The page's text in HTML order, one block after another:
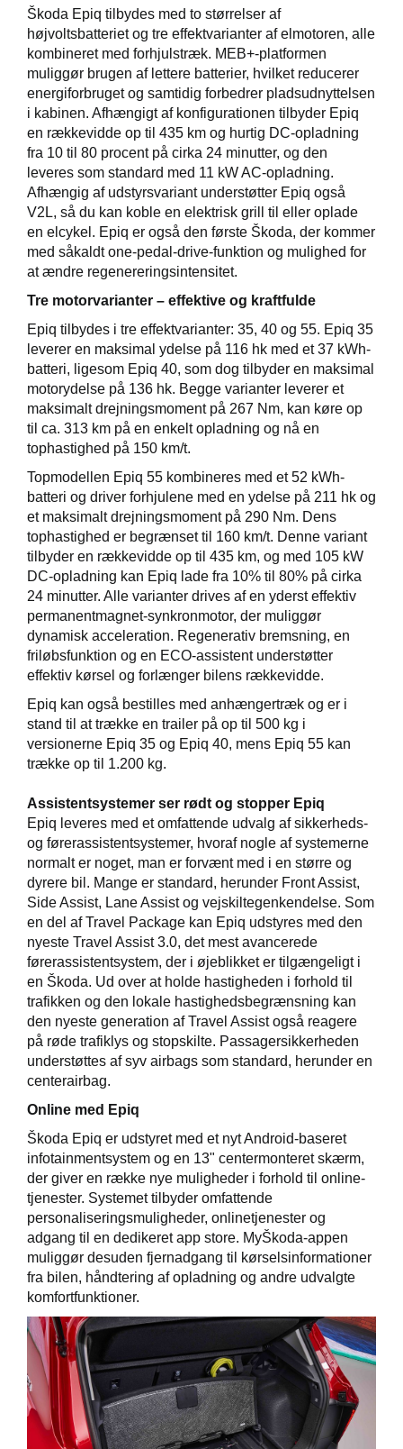
Škoda Epiq tilbydes med to størrelser af
højvoltsbatteriet og tre effektvarianter af elmotoren, alle
kombineret med forhjulstræk. MEB+-platformen
muliggør brugen af lettere batterier, hvilket reducerer
energiforbruget og samtidig forbedrer pladsudnyttelsen
i kabinen. Afhængigt af konfigurationen tilbyder Epiq
en rækkevidde op til 435 km og hurtig DC-opladning
fra 10 til 80 procent på cirka 24 minutter, og den
leveres som standard med 11 kW AC-opladning.
Afhængig af udstyrsvariant understøtter Epiq også
V2L, så du kan koble en elektrisk grill til eller oplade
en elcykel. Epiq er også den første Škoda, der kommer
med såkaldt one-pedal-drive-funktion og mulighed for
at ændre regenereringsintensitet.
Tre motorvarianter – effektive og kraftfulde
Epiq tilbydes i tre effektvarianter: 35, 40 og 55. Epiq 35
leverer en maksimal ydelse på 116 hk med et 37 kWh-
batteri, ligesom Epiq 40, som dog tilbyder en maksimal
motorydelse på 136 hk. Begge varianter leverer et
maksimalt drejningsmoment på 267 Nm, kan køre op
til ca. 313 km på en enkelt opladning og nå en
tophastighed på 150 km/t.
Topmodellen Epiq 55 kombineres med et 52 kWh-
batteri og driver forhjulene med en ydelse på 211 hk og
et maksimalt drejningsmoment på 290 Nm. Dens
tophastighed er begrænset til 160 km/t. Denne variant
tilbyder en rækkevidde op til 435 km, og med 105 kW
DC-opladning kan Epiq lade fra 10% til 80% på cirka
24 minutter. Alle varianter drives af en yderst effektiv
permanentmagnet-synkronmotor, der muliggør
dynamisk acceleration. Regenerativ bremsning, en
friløbsfunktion og en ECO-assistent understøtter
effektiv kørsel og forlænger bilens rækkevidde.
Epiq kan også bestilles med anhængertræk og er i
stand til at trække en trailer på op til 500 kg i
versionerne Epiq 35 og Epiq 40, mens Epiq 55 kan
trække op til 1.200 kg.
Assistentsystemer ser rødt og stopper Epiq
Epiq leveres med et omfattende udvalg af sikkerheds-
og førerassistentsystemer, hvoraf nogle af systemerne
normalt er noget, man er forvænt med i en større og
dyrere bil. Mange er standard, herunder Front Assist,
Side Assist, Lane Assist og vejskiltegenkendelse. Som
en del af Travel Package kan Epiq udstyres med den
nyeste Travel Assist 3.0, det mest avancerede
førerassistentsystem, der i øjeblikket er tilgængeligt i
en Škoda. Ud over at holde hastigheden i forhold til
trafikken og den lokale hastighedsbegrænsning kan
den nyeste generation af Travel Assist også reagere
på røde trafiklys og stopskilte. Passagersikkerheden
understøttes af syv airbags som standard, herunder en
centerairbag.
Online med Epiq
Škoda Epiq er udstyret med et nyt Android-baseret
infotainmentsystem og en 13" centermonteret skærm,
der giver en række nye muligheder i forhold til online-
tjenester. Systemet tilbyder omfattende
personaliseringsmuligheder, onlinetjenester og
adgang til en dedikeret app store. MyŠkoda-appen
muliggør desuden fjernadgang til kørselsinformationer
fra bilen, håndtering af opladning og andre udvalgte
komfortfunktioner.